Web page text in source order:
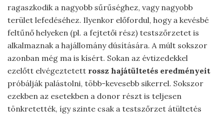
ragaszkodik a nagyobb sűrűséghez, vagy nagyobb
terület lefedéséhez. Ilyenkor előfordul, hogy a kevésbé
feltűnő helyeken (pl. a fejtetői rész) testszőrzetet is
alkalmaznak a hajállomány dúsítására. A múlt sokszor
azonban még ma is kísért. Sokan az évtizedekkel
ezelőtt elvégeztetett rossz hajátültetés eredményeit
próbálják palástolni, több-kevesebb sikerrel. Sokszor
ezekben az esetekben a donor részt is teljesen
tönkretették, így szinte csak a testszőrzet átültetés